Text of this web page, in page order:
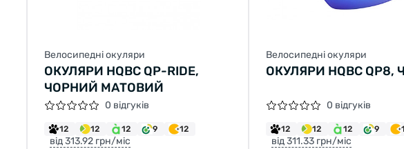
Велосипедні окуляри
ОКУЛЯРИ HQBC QP-RIDE,
ЧОРНИЙ МАТОВИЙ
0 відгуків
12 12 12 9 12
від 313.92 грн/міс
Велосипедні окуляри
ОКУЛЯРИ HQBC QP8,
0 відгуків
12 12 12 9
від 311.33 грн/міс